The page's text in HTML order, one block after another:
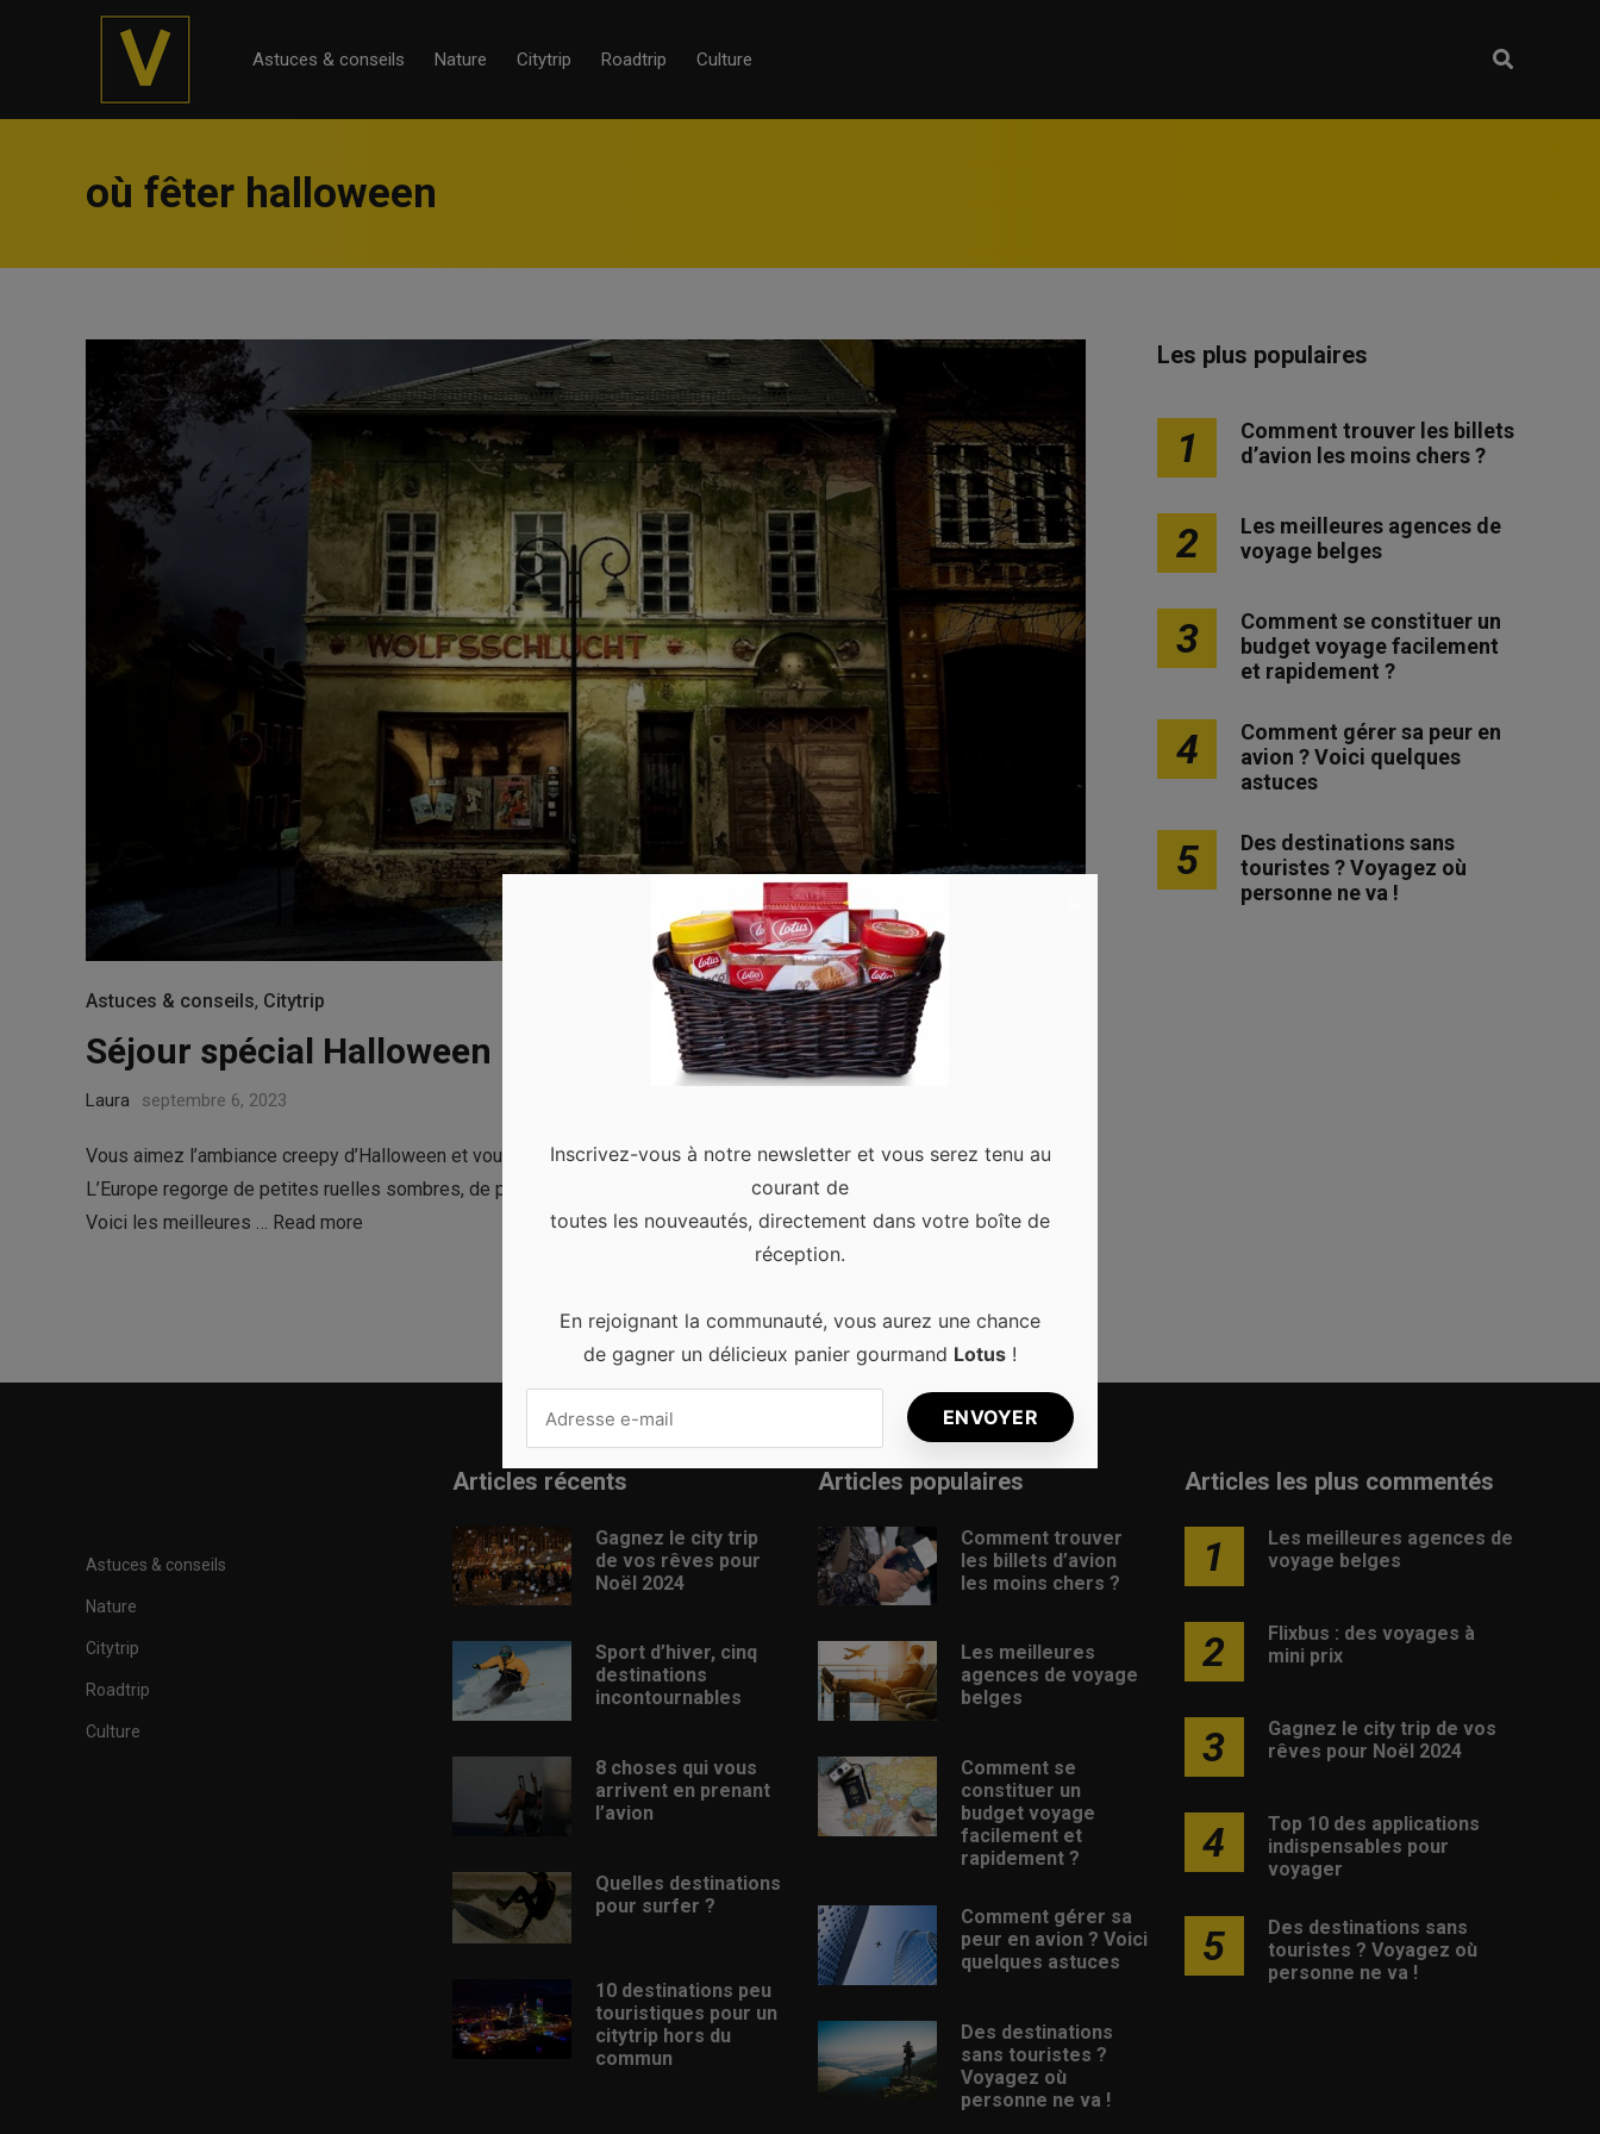
Astuces & conseils Nature Citytrip Roadtrip Culture
où fêter halloween
Astuces & conseils, Citytrip
Séjour spécial Halloween : où aller ? 0
Laura septembre 6, 2023
Vous aimez l’ambiance creepy d’Halloween et vous souhaitez trouver la destination idéale pour vivre le grand frisson ?
L’Europe regorge de petites ruelles sombres, de ponts brumeux et de châteaux tout droit sortis d’un film d’horreur !
Voici les meilleures … Read more
Les plus populaires
1
Comment trouver les billets
d’avion les moins chers ?
2
Les meilleures agences de
voyage belges
3
Comment se constituer un
budget voyage facilement
et rapidement ?
4
Comment gérer sa peur en
avion ? Voici quelques
astuces
5
Des destinations sans
touristes ? Voyagez où
personne ne va !
Astuces & conseils
Nature
Citytrip
Roadtrip
Culture
Articles récents
Gagnez le city trip
de vos rêves pour
Noël 2024
Sport d’hiver, cinq
destinations
incontournables
8 choses qui vous
arrivent en prenant
l’avion
Quelles destinations
pour surfer ?
10 destinations peu
touristiques pour un
citytrip hors du
commun
Articles populaires
Comment trouver
les billets d’avion
les moins chers ?
Les meilleures
agences de voyage
belges
Comment se
constituer un
budget voyage
facilement et
rapidement ?
Comment gérer sa
peur en avion ? Voici
quelques astuces
Des destinations
sans touristes ?
Voyagez où
personne ne va !
Articles les plus commentés
1
Les meilleures agences de
voyage belges
2
Flixbus : des voyages à
mini prix
3
Gagnez le city trip de vos
rêves pour Noël 2024
4
Top 10 des applications
indispensables pour
voyager
5
Des destinations sans
touristes ? Voyagez où
personne ne va !
Inscrivez-vous à notre newsletter et vous serez tenu au
courant de
toutes les nouveautés, directement dans votre boîte de
réception.
En rejoignant la communauté, vous aurez une chance
de gagner un délicieux panier gourmand Lotus !